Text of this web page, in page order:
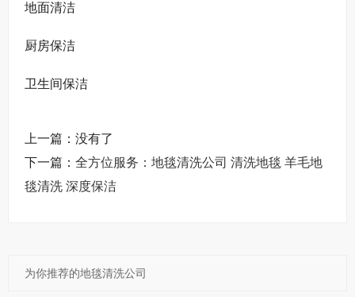
地面清洁
厨房保洁
卫生间保洁
上一篇：没有了
下一篇： 全方位服务：地毯清洗公司 清洗地毯 羊毛地
毯清洗 深度保洁
为你推荐的地毯清洗公司